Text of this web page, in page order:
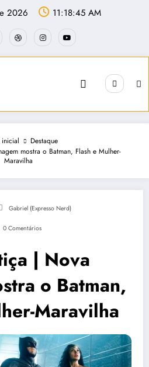
2026 11:18:46 AM
inicial
Destaque
mostra o Batman, Flash e Mulher-
Maravilha
Gabriel (Expresso Nerd)
0 Comentários
| Nova
o Batman,
Maravilha